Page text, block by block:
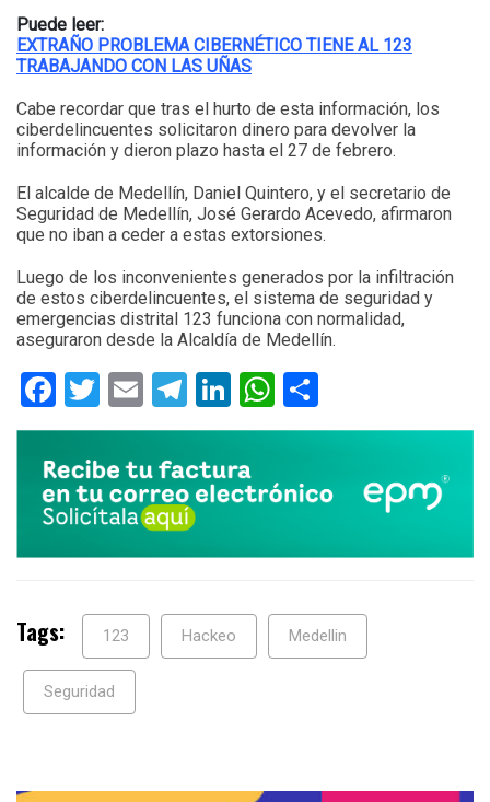
Puede leer:
EXTRAÑO PROBLEMA CIBERNÉTICO TIENE AL 123
TRABAJANDO CON LAS UÑAS
Cabe recordar que tras el hurto de esta información, los
ciberdelincuentes solicitaron dinero para devolver la
información y dieron plazo hasta el 27 de febrero.
El alcalde de Medellín, Daniel Quintero, y el secretario de
Seguridad de Medellín, José Gerardo Acevedo, afirmaron
que no iban a ceder a estas extorsiones.
Luego de los inconvenientes generados por la infiltración
de estos ciberdelincuentes, el sistema de seguridad y
emergencias distrital 123 funciona con normalidad,
aseguraron desde la Alcaldía de Medellín.
Facebook
Twitter
EmailTelegram
LinkedIn
WhatsApp
Tags: 123 Hackeo Medellin
Seguridad